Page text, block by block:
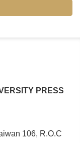
PRESS
106, R.O.C